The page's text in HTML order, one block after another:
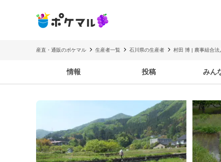
産直・通販のポケマル 生産者一覧 石川県の生産者 村田 博 | 農事組合
情報 投稿 みん